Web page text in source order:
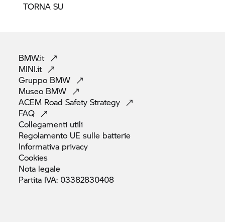
TORNA SU
BMW.it
MINI.it
Gruppo BMW
Museo BMW
ACEM Road SafetyStrategy
FAQ
Collegamenti utili
Regolamento UE sulle batterie
Informativa privacy
Cookies
Nota legale
Partita IVA: 03382830408